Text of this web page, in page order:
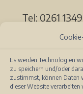
Es werden Technologien
zu speichern und/oder
zustimmst, können Daten
dieser Website verarbeiten
Tel: 0261
Auf der Karte